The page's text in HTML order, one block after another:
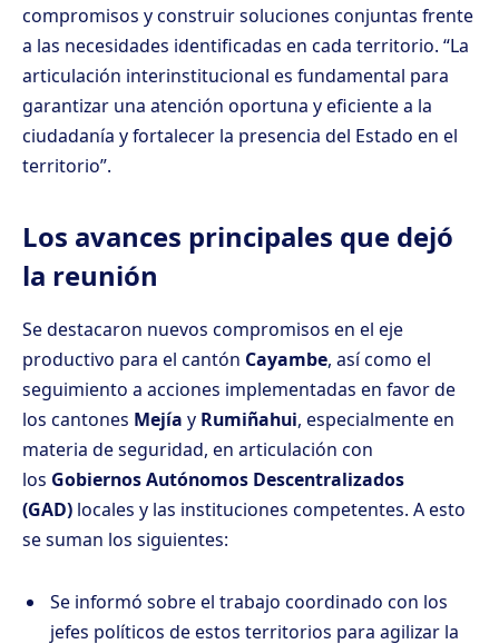
compromisos y construir soluciones conjuntas frente
a las necesidades identificadas en cada territorio. “La
articulación interinstitucional es fundamental para
garantizar una atención oportuna y eficiente a la
ciudadanía y fortalecer la presencia del Estado en el
territorio”.
Los avances principales que dejó
la reunión
Se destacaron nuevos compromisos en el eje
productivo para el cantón Cayambe, así como el
seguimiento a acciones implementadas en favor de
los cantones Mejía y Rumiñahui, especialmente en
materia de seguridad, en articulación con
los Gobiernos Autónomos Descentralizados
(GAD) locales y las instituciones competentes. A esto
se suman los siguientes:
Se informó sobre el trabajo coordinado con los
jefes políticos de estos territorios para agilizar la